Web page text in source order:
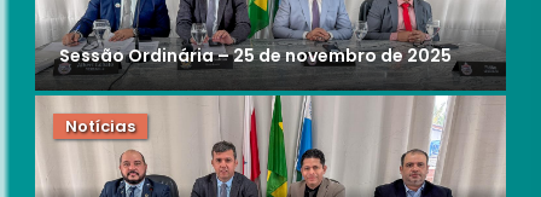
Sessão Ordinária – 25 de novembro de 2025
Notícias